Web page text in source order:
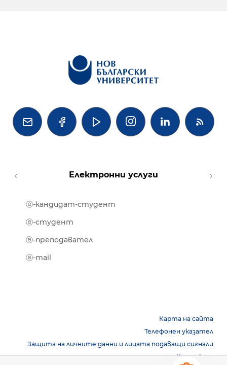
   
Електронни услуги
ⓔ-кандидат-студент
ⓔ-студент
ⓔ-преподавател
ⓔ-mail
Карта на сайта
Телефонен указател
Защита на личните данни и лицата подаващи сигнали
Контакти